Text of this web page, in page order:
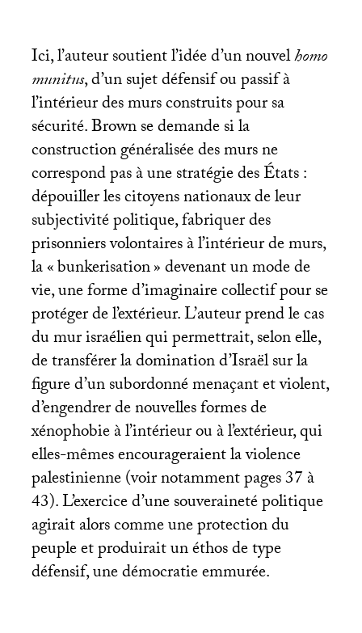
Ici, l’auteur soutient l’idée d’un nouvelhomo
munitus, d’un sujet défensif ou passif à
l’intérieur des murs construits pour sa
sécurité. Brown se demande si la
construction généralisée des murs ne
correspond pas à une stratégie des États :
dépouiller les citoyens nationaux de leur
subjectivité politique, fabriquer des
prisonniers volontaires à l’intérieur de murs,
la «bunkerisation» devenant un mode de
vie, une forme d’imaginaire collectif pour se
protéger de l’extérieur. L’auteur prend le cas
du mur israélien qui permettrait, selon elle,
de transférer la domination d’Israël sur la
figure d’un subordonné menaçant et violent,
d’engendrer de nouvelles formes de
xénophobie à l’intérieur ou à l’extérieur, qui
elles-mêmes encourageraient la violence
palestinienne (voir notamment pages 37 à
43). L’exercice d’une souveraineté politique
agirait alors comme une protection du
peuple et produirait un éthos de type
défensif, une démocratie emmurée.